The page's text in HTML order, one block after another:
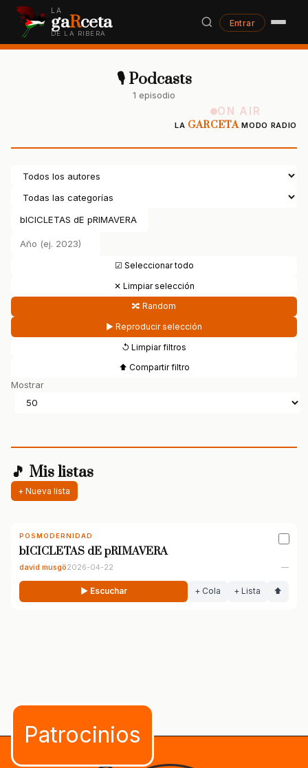
LA
gaRceta
DE LA RIBERA
Entrar
🎙 Podcasts
1 episodio
ON AIR
LA GARCETAMODO RADIO
☑ Seleccionar todo
✕ Limpiar selección
🔀 Random
▶ Reproducir selección
↺ Limpiar filtros
⬆ Compartir filtro
Mostrar
🎵 Mis listas
+ Nueva lista
POSMODERNIDAD
bICICLETAS dE pRIMAVERA
david musgö2026-04-22 —
▶ Escuchar + Cola + Lista ⬆